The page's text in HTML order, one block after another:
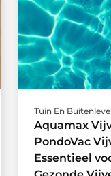
Tuin En
Aquamax
PondoVac
Essentieel